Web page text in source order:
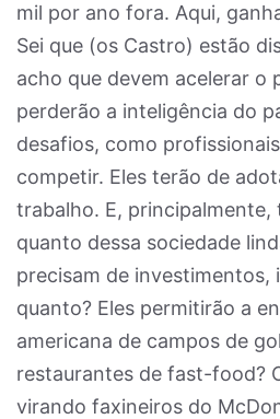
mil por ano fora. Aqui,
Sei que (os Castro) estão
acho que devem acelerar o
perderão a inteligência do
desafios, como
competir. Eles terão de
trabalho. E, principalmente,
quanto dessa sociedade
precisam de investimentos,
quanto? Eles permitirão a
americana de campos de
restaurantes de fast-food?
virando faxineiros do